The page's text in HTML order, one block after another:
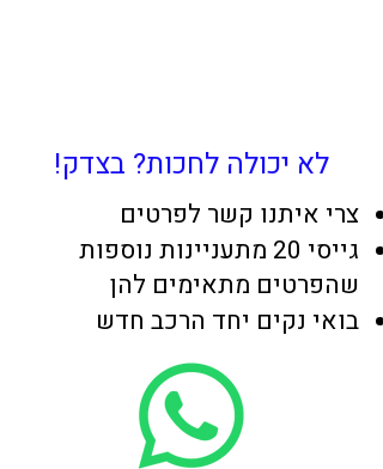
לא יכולה לחכות? בצדק!
צרי איתנו קשר לפרטים
גייסי 20 מתעניינות נוספות
שהפרטים מתאימים להן
בואי נקים יחד הרכב חדש